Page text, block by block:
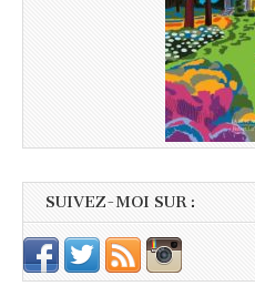
SUIVEZ-MOI SUR :